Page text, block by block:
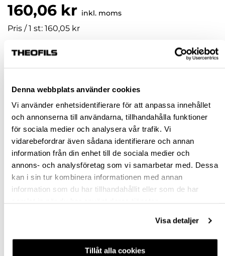
Denna webbplats använder cookies
Vi använder enhetsidentifierare för att anpassa innehållet
och annonserna till användarna, tillhandahålla funktioner
för sociala medier och analysera vår trafik. Vi
vidarebefordrar även sådana identifierare och annan
information från din enhet till de sociala medier och
annons- och analysföretag som vi samarbetar med. Dessa
kan i sin tur kombinera informationen med annan
information som du har tillhandahållit eller som de har
Visa detaljer
Tillåt alla cookies
160,06 kr inkl. moms
Pris / 1 st: 160,05 kr
st
Beställningsvara
Jönköping butik Slut i lager
Malmö butik Slut i lager
Snabba leveranser
Hämta i butik
BESKRIVNING